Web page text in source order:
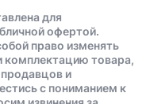
для
офертой.
право изменять
комплектацию товара,
и
с пониманием к